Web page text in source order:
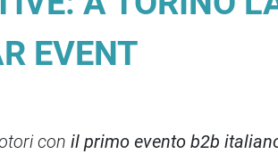
EVENT
con il primo evento b2b